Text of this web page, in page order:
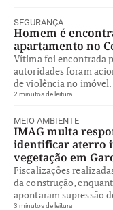
SEGURANÇA
Homem é
apartamento no
Vítima foi encontrada
autoridades foram
de violência no imóvel.
2 minutos de leitura
MEIO AMBIENTE
IMAG multa
identificar aterro
vegetação em
Fiscalizações
da construção,
apontaram supressão
3 minutos de leitura